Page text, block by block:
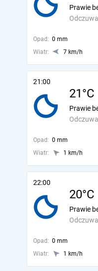
Prawie
Opad: 0 mm
Wiatr:
7 km/h
21:00
21°C
Prawie
Opad: 0 mm
Wiatr:
1 km/h
22:00
20°C
Prawie
Opad: 0 mm
Wiatr:
1 km/h